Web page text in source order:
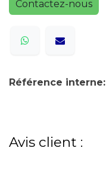
Contactez-nous
Référence interne:
Avis client :